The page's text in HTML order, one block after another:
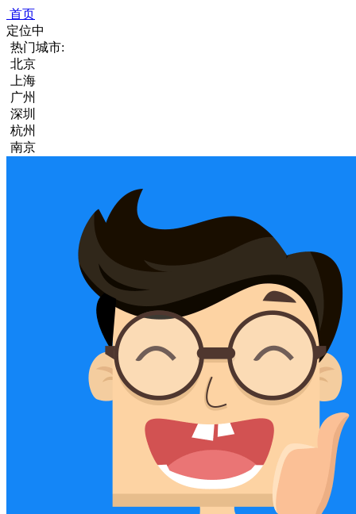
首页
定位中
热门城市:
北京
上海
广州
深圳
杭州
南京